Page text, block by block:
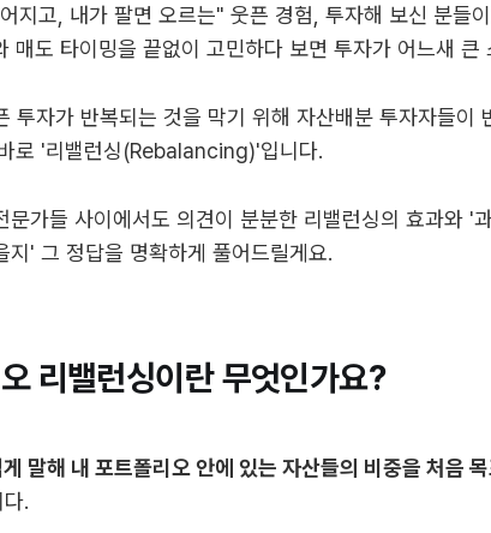
지고, 내가 팔면 오르는" 웃픈 경험, 투자해 보신 분들
매도 타이밍을 끝없이 고민하다 보면 투자가 어느새 큰
투자가 반복되는 것을 막기 위해 자산배분 투자자들이
로 '리밸런싱(Rebalancing)'입니다.
문가들 사이에서도 의견이 분분한 리밸런싱의 효과와 '
지' 그 정답을 명확하게 풀어드릴게요.
리밸런싱이란 무엇인가요?
말해 내 포트폴리오 안에 있는 자산들의 비중을 처음
.